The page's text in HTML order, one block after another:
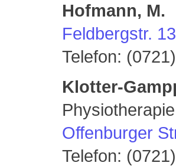
Hofmann, M.
Feldbergstr. 13
Telefon:
Klotter-
Offenburger
Telefon: